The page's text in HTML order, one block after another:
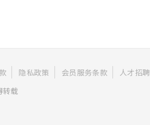
隐私政策 会员服务条款 人才招聘
转载